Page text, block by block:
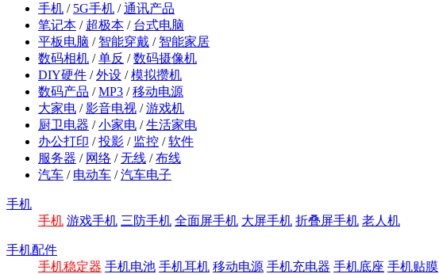
手机 / 5G手机 /通讯产品
笔记本 / 超极本 / 台式电脑
平板电脑 / 智能穿戴 / 智能家居
数码相机 /单反 /数码摄像机
DIY硬件 /外设 /模拟攒机
数码产品 /MP3 /移动电源
大家电 /影音电视 /游戏机
厨卫电器 /小家电 /生活家电
办公打印 /投影 / 监控 /软件
服务器 / 网络 /无线 /布线
汽车 / 电动车 /汽车电子
手机
手机 游戏手机 三防手机 全面屏手机 大屏手机 折叠屏手机 老人机
手机配件
手机稳定器 手机电池 手机耳机 移动电源 手机充电器 手机底座 手机贴膜